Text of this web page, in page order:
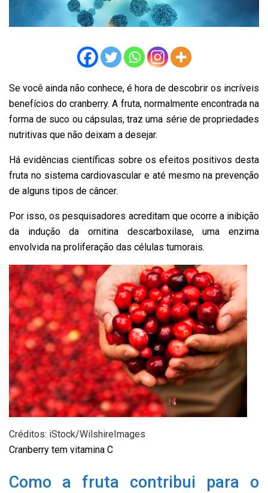
Se você ainda não conhece, é hora de descobrir os incríveis
benefícios do cranberry. A fruta, normalmente encontrada na
forma de suco ou cápsulas, traz uma série de propriedades
nutritivas que não deixam a desejar.
Há evidências científicas sobre os efeitos positivos desta
fruta no sistema cardiovascular e até mesmo na prevenção
de alguns tipos de câncer.
Por isso, os pesquisadores acreditam que ocorre a inibição
da indução da ornitina descarboxilase, uma enzima
envolvida na proliferação das células tumorais.
Créditos: iStock/WilshireImages
Cranberry tem vitamina C
Como a fruta contribui para o